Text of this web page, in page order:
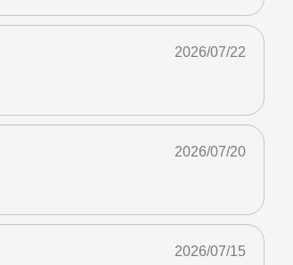
2026/07/22
2026/07/20
2026/07/15